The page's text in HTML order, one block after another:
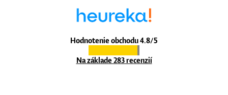
Hodnotenie obchodu 4.8/5
Na základe 283 recenzií